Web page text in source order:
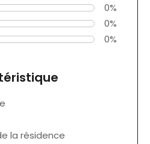
0%
0%
0%
la résidence